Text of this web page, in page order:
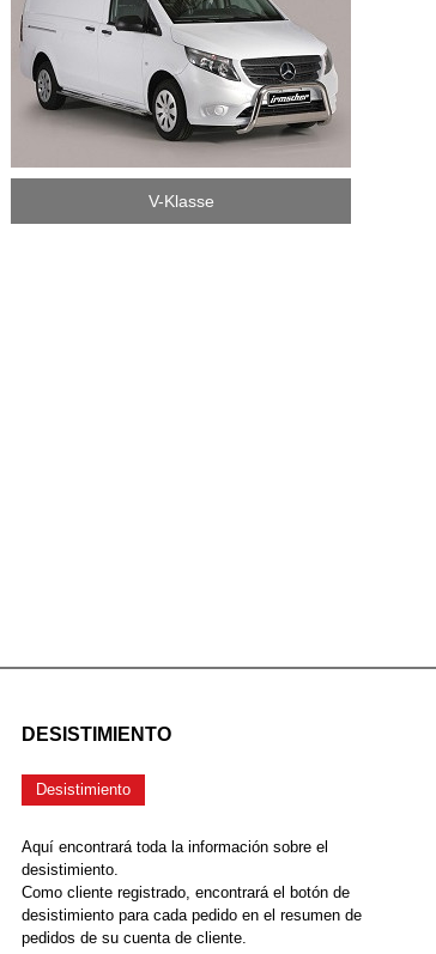
V-Klasse
DESISTIMIENTO
Desistimiento
Aquí encontrará toda la información sobre el
desistimiento.
Como cliente registrado, encontrará el botón de
desistimiento para cada pedido en el resumen de
pedidos de su cuenta de cliente.